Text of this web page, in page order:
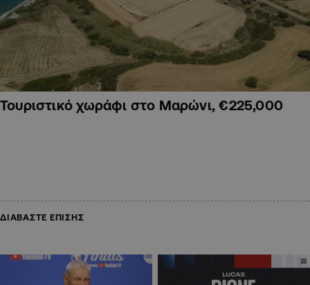
Τουριστικό χωράφι στο Μαρώνι, €225,000
ΔΙΑΒΑΣΤΕ ΕΠΙΣΗΣ